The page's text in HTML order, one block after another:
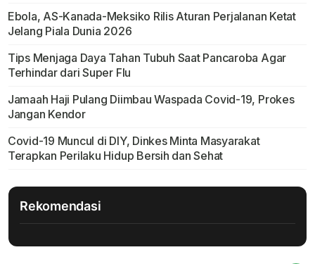
Ebola, AS-Kanada-Meksiko Rilis Aturan Perjalanan Ketat
Jelang Piala Dunia 2026
Tips Menjaga Daya Tahan Tubuh Saat Pancaroba Agar
Terhindar dari Super Flu
Jamaah Haji Pulang Diimbau Waspada Covid-19, Prokes
Jangan Kendor
Covid-19 Muncul di DIY, Dinkes Minta Masyarakat
Terapkan Perilaku Hidup Bersih dan Sehat
Rekomendasi